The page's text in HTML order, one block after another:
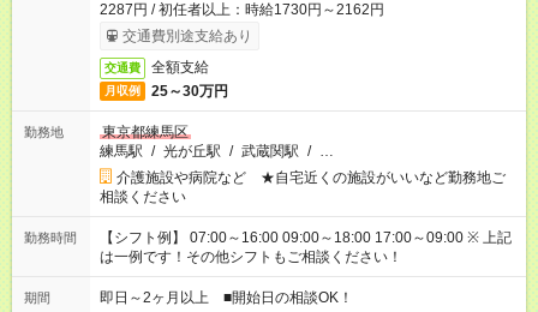
2287円 / 初任者以上：時給1730円～2162円
交通費別途支給あり
交通費 全額支給
月収例 25～30万円
勤務地
東京都練馬区
練馬駅 / 光が丘駅 / 武蔵関駅 / …
介護施設や病院など ★自宅近くの施設がいいなど勤務地ご
相談ください
勤務時間
【シフト例】 07:00～16:00 09:00～18:00 17:00～09:00 ※ 上記
は一例です！その他シフトもご相談ください！
期間 即日～2ヶ月以上 ■開始日の相談OK！